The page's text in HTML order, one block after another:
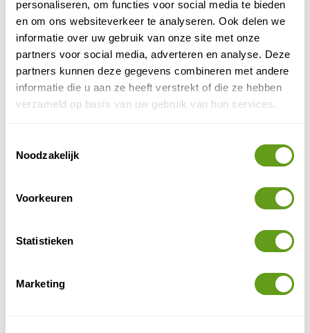
personaliseren, om functies voor social media te bieden
en om ons websiteverkeer te analyseren. Ook delen we
informatie over uw gebruik van onze site met onze
partners voor social media, adverteren en analyse. Deze
partners kunnen deze gegevens combineren met andere
informatie die u aan ze heeft verstrekt of die ze hebben
verzameld op basis van uw gebruik van hun services.
Noodzakelijk
Voorkeuren
Statistieken
Marketing
aan het 'Victoriameer' in het gloednieuwe Lake
Resort.
BEKIJK
De IJsvogel - Tiny Wellness Suite
Vakantiepark